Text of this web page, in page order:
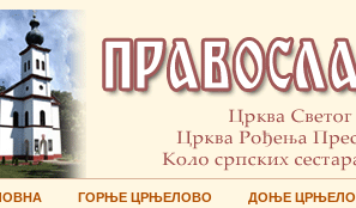
ГОРЊЕ ЦРЊЕЛОВО ДОЊЕ